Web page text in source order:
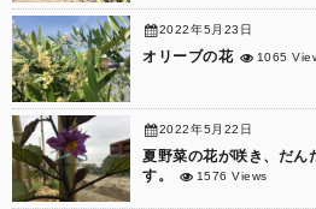
2022年5月23日
オリーブの花 1065
2022年5月22日
夏野菜の花が咲き、だん
す。
1576 Views